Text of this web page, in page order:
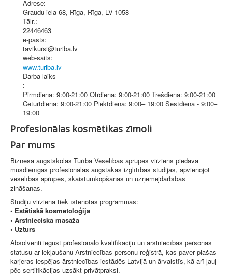
Adrese:
Graudu iela 68, Rīga, Rīga, LV-1058
Tālr.:
22446463
e-pasts:
tavikursi@turiba.lv
web-saits:
www.turiba.lv
Darba laiks
:
Pirmdiena: 9:00-21:00 Otrdiena: 9:00-21:00 Trešdiena: 9:00-21:00
Ceturtdiena: 9:00-21:00 Piektdiena: 9:00– 19:00 Sestdiena - 9:00–
19:00
Profesionālas kosmētikas zīmoli
Par mums
Biznesa augstskolas Turība Veselības aprūpes virziens piedāvā
mūsdienīgas profesionālās augstākās izglītības studijas, apvienojot
veselības aprūpes, skaistumkopšanas un uzņēmējdarbības
zināšanas.
Studiju virzienā tiek īstenotas programmas:
• Estētiskā kosmetoloģija
• Ārstnieciskā masāža
• Uzturs
Absolventi iegūst profesionālo kvalifikāciju un ārstniecības personas
statusu ar iekļaušanu Ārstniecības personu reģistrā, kas paver plašas
karjeras iespējas ārstniecības iestādēs Latvijā un ārvalstīs, kā arī ļauj
pēc sertifikācijas uzsākt privātpraksi.